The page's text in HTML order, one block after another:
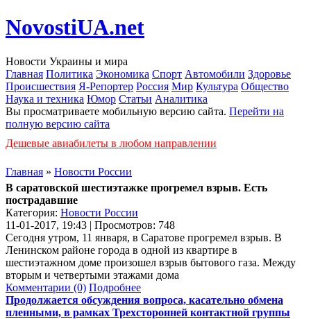
NovostiUA.net
Новости Украины и мира
Главная Политика Экономика Спорт Автомобили Здоровье
Происшествия Я-Репортер Россия Мир Культура Общество
Наука и техника Юмор Статьи Аналитика
Вы просматриваете мобильную версию сайта. Перейти на
полную версию сайта
Дешевые авиабилеты в любом направлении
Главная » Новости России
В саратовской шестиэтажке прогремел взрыв. Есть
пострадавшие
Категория: Новости России
11-01-2017, 19:43 | Просмотров: 748
Сегодня утром, 11 января, в Саратове прогремел взрыв. В
Ленинском районе города в одной из квартире в
шестиэтажном доме произошел взрыв бытового газа. Между
вторым и четвертыми этажами дома
Комментарии (0) Подробнее
Продолжается обсуждения вопроса, касательно обмена
пленными, в рамках Трехсторонней контактной группы